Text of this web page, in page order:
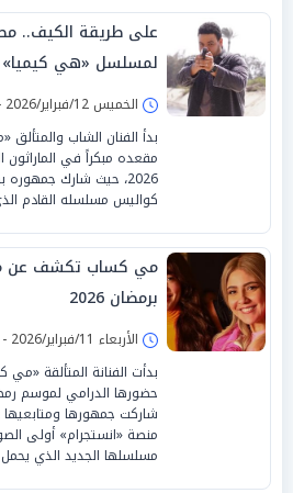
على طريقة الكيف..
لمسلسل «هي كيميا»
الخميس 12/فبراير/2026 - 01:15 م
بدأ الفنان الشاب
مقعده مبكراً في الماراثون
2026، حيث شارك
كواليس مسلسله القادم
مي كساب تكشف عن
برمضان 2026
الأربعاء 11/فبراير/2026 - 05:12 م
بدأت الفنانة المتألقة
شاركت جمهورها
منصة «انستجرام» أولى
مسلسلها الجديد الذي